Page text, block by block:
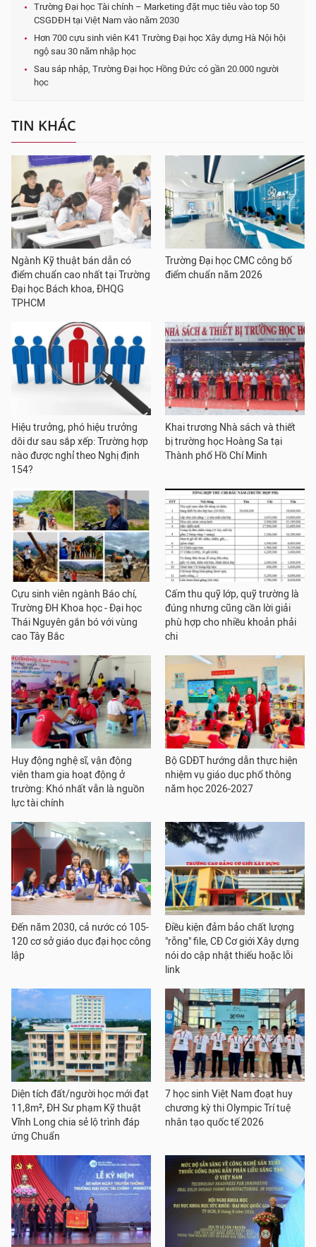
Trường Đại học Tài chính – Marketing đặt mục tiêu vào top 50
CSGDĐH tại Việt Nam vào năm 2030
Hơn 700 cựu sinh viên K41 Trường Đại học Xây dựng Hà Nội hội
ngộ sau 30 năm nhập học
Sau sáp nhập, Trường Đại học Hồng Đức có gần 20.000 người
học
TIN KHÁC
Ngành Kỹ thuật bán dẫn có
điểm chuẩn cao nhất tại Trường
Đại học Bách khoa, ĐHQG
TPHCM
Trường Đại học CMC công bố
điểm chuẩn năm 2026
Hiệu trưởng, phó hiệu trưởng
dôi dư sau sắp xếp: Trường hợp
nào được nghỉ theo Nghị định
154?
Khai trương Nhà sách và thiết
bị trường học Hoàng Sa tại
Thành phố Hồ Chí Minh
Cựu sinh viên ngành Báo chí,
Trường ĐH Khoa học - Đại học
Thái Nguyên gắn bó với vùng
cao Tây Bắc
Cấm thu quỹ lớp, quỹ trường là
đúng nhưng cũng cần lời giải
phù hợp cho nhiều khoản phải
chi
Huy động nghệ sĩ, vận động
viên tham gia hoạt động ở
trường: Khó nhất vẫn là nguồn
lực tài chính
Bộ GDĐT hướng dẫn thực hiện
nhiệm vụ giáo dục phổ thông
năm học 2026-2027
Đến năm 2030, cả nước có 105-
120 cơ sở giáo dục đại học công
lập
Điều kiện đảm bảo chất lượng
"rỗng" file, CĐ Cơ giới Xây dựng
nói do cập nhật thiếu hoặc lỗi
link
Diện tích đất/người học mới đạt
11,8m², ĐH Sư phạm Kỹ thuật
Vĩnh Long chia sẻ lộ trình đáp
ứng Chuẩn
7 học sinh Việt Nam đoạt huy
chương kỳ thi Olympic Trí tuệ
nhân tạo quốc tế 2026